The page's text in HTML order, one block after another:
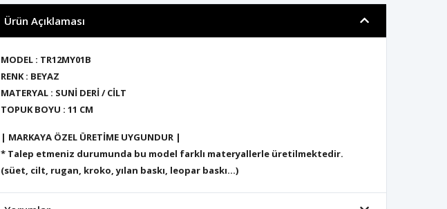
Ürün Açıklaması
MODEL : TR12MY01B
RENK : BEYAZ
MATERYAL : SUNİ DERİ / CİLT
TOPUK BOYU : 11 CM
| MARKAYA ÖZEL ÜRETİME UYGUNDUR |
* Talep etmeniz durumunda bu model farklı materyallerle üretilmektedir.
(süet, cilt, rugan, kroko, yılan baskı, leopar baskı...)